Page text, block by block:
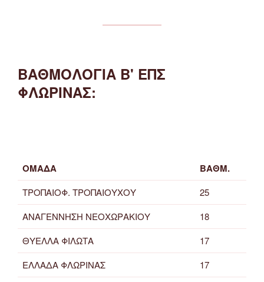
ΒΑΘΜΟΛΟΓΙΑ Β' ΕΠΣ
ΦΛΩΡΙΝΑΣ:
ΟΜΑΔΑ ΒΑΘΜ.
ΤΡΟΠΑΙΟΦ. ΤΡΟΠΑΙΟΥΧΟΥ
25
ΑΝΑΓΕΝΝΗΣΗ ΝΕΟΧΩΡΑΚΙΟΥ
18
ΘΥΕΛΛΑ ΦΙΛΩΤΑ
17
ΕΛΛΑΔΑ ΦΛΩΡΙΝΑΣ
17